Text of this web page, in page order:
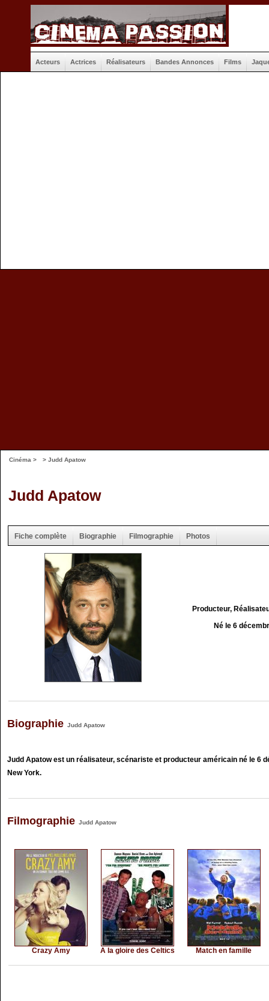
Acteurs Actrices Réalisateurs Bandes Annonces Films
Cinéma > > Judd Apatow
Judd Apatow
Fiche complète Biographie Filmographie Photos
Producteur,
Né le 6
Biographie Judd Apatow
Judd Apatow est un réalisateur, scénariste et producteur américain né le 6
New York.
Filmographie Judd Apatow
Crazy Amy A la gloire des Celtics Match en famille